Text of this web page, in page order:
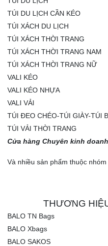
TÚI DU LỊCH CẦN KÉO
TÚI XÁCH DU LỊCH
TÚI XÁCH THỜI TRANG
TÚI XÁCH THỜI TRANG NAM
TÚI XÁCH THỜI TRANG NỮ
VALI KÉO
VALI KÉO NHỰA
VALI VẢI
TÚI ĐEO CHÉO-TÚI GIÀY-TÚI
TÚI VẢI THỜI TRANG
Cửa hàng Chuyên kinh
Và nhiều sản phẩm thuộc
THƯƠNG
BALO TN Bags
BALO Xbags
BALO SAKOS